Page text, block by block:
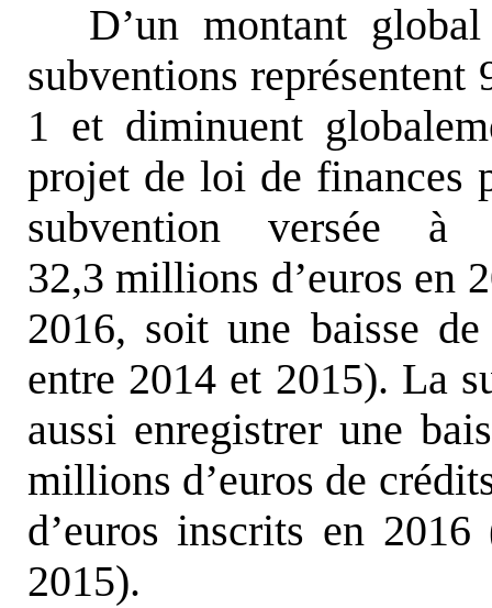
D’un montant
subventions représentent
1 et diminuent
projet de loi de finances
subvention versée
32,3 millions d’euros en
2016, soit une baisse
entre 2014 et 2015). La
aussi enregistrer une
millions d’euros de
d’euros inscrits en
2015).